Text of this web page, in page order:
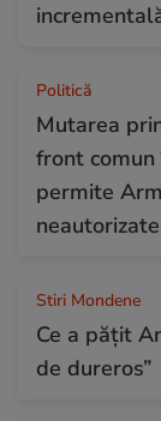
Politică
Mutarea
front
permite
Stiri Mondene
Ce a pățit
de dureros”